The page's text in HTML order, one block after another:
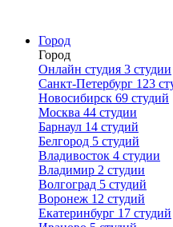
Город
Город
Онлайн студия 3 студии
Санкт-Петербург 123
Новосибирск 69 студий
Москва 44 студии
Барнаул 14 студий
Белгород 5 студий
Владивосток 4 студии
Владимир 2 студии
Волгоград 5 студий
Воронеж 12 студий
Екатеринбург 17 студий